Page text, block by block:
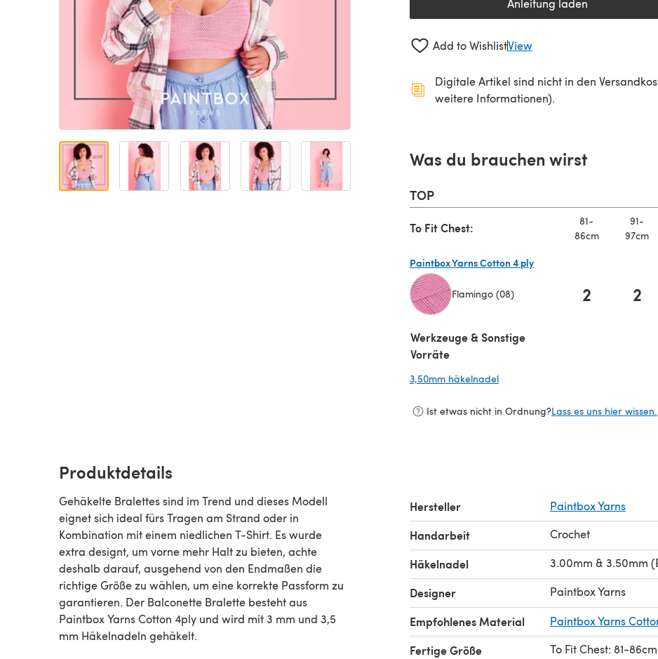
Anleitung laden(öffnet sich in einem
Add to WishlistView
Digitale Artikel sind nicht in den
weitere Informationen).
Was du brauchen wirst
TOP
To Fit Chest:
81-
86cm
91-
97cm
Paintbox Yarns Cotton 4 ply
Flamingo (08) 2 2
Werkzeuge & Sonstige
Vorräte
3,50mm häkelnadel
Ist etwas nicht in Ordnung?Lass es uns hier wissen.
Produktdetails
Gehäkelte Bralettes sind im Trend und dieses Modell
eignet sich ideal fürs Tragen am Strand oder in
Kombination mit einem niedlichen T-Shirt. Es wurde
extra designt, um vorne mehr Halt zu bieten, achte
deshalb darauf, ausgehend von den Endmaßen die
richtige Größe zu wählen, um eine korrekte Passform zu
garantieren. Der Balconette Bralette besteht aus
Paintbox Yarns Cotton 4ply und wird mit 3 mm und 3,5
mm Häkelnadeln gehäkelt.
Hersteller Paintbox Yarns
Handarbeit Crochet
Häkelnadel 3.00mm & 3.50mm
Designer Paintbox Yarns
Empfohlenes Material Paintbox Yarns
Fertige Größe To Fit Chest: 81-